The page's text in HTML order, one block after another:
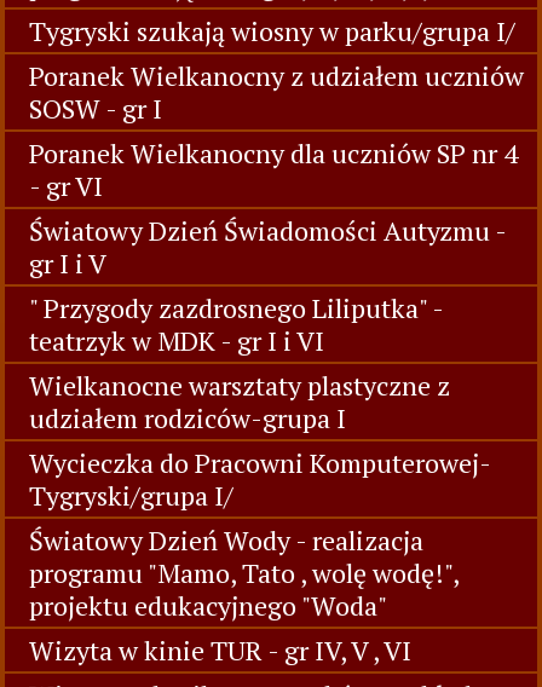
Podsumowanie akcji " Zbiórka zużytych
baterii"
" Kubusiowi Przyjaciele Natury" - X edycja
programu zajęcia w gr I, II,III,IV,V, VI
Tygryski szukają wiosny w parku/grupa I/
Poranek Wielkanocny z udziałem uczniów
SOSW - gr I
Poranek Wielkanocny dla uczniów SP nr 4
- gr VI
Światowy Dzień Świadomości Autyzmu -
gr I i V
" Przygody zazdrosnego Liliputka" -
teatrzyk w MDK - gr I i VI
Wielkanocne warsztaty plastyczne z
udziałem rodziców-grupa I
Wycieczka do Pracowni Komputerowej-
Tygryski/grupa I/